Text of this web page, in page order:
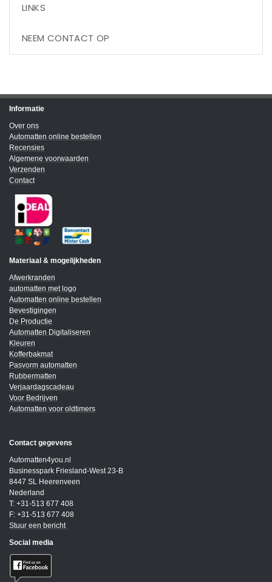
LINKS
NEEM CONTACT OP
Informatie
Over ons
Automatten online bestellen
Recensies
Algemene voorwaarden
Verzenden
Contact
Materiaal & mogelijkheden
Afwerkranden
automatten met logo
Automatten online bestellen
Bevestigingen
De Productie
Automatten Digitaliseren
Kleuren
Kofferbakmat
Pasvorm automatten
Rubbermatten
Verjaardagscadeau
Voor Bedrijven
Automatten voor oldtimers
Contact gegevens
Automatten4you.nl
Businesspark Friesland-West 23-B
8447 SL Heerenveen
Nederland
T: +31-513 677 408
F: +31-513 677 408
Stuur een bericht
Social media